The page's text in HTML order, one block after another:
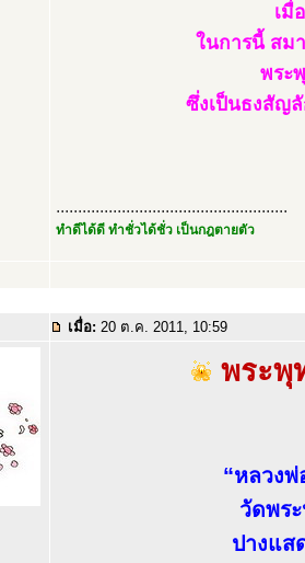
เมื่
ในการนี้ สม
พระ
ซึ่งเป็นธงสัญ
.....................................................
ทำดีได้ดี ทำชั่วได้ชั่ว เป็นกฎตายตัว
เมื่อ: 20 ต.ค. 2011, 10:59
พระพุ
“หลวงพ่
วัดพร
ปางแส